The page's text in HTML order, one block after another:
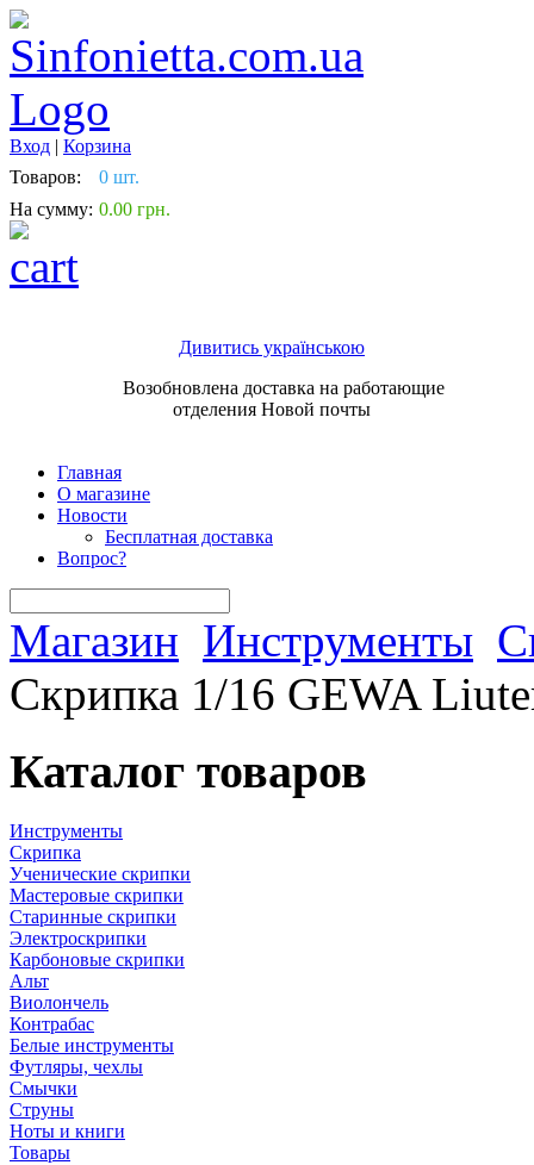
Вход | Корзина
Товаров:
0 шт.
На сумму: 0.00 грн.
Дивитись українською
Возобновлена доставка на работающие
отделения Новой почты
Главная
О магазине
Новости
Бесплатная доставка
Вопрос?
Магазин Инструменты
Скрипка 1/16 GEWA
Каталог товаров
Инструменты
Скрипка
Ученические скрипки
Мастеровые скрипки
Старинные скрипки
Электроскрипки
Карбоновые скрипки
Альт
Виолончель
Контрабас
Белые инструменты
Футляры, чехлы
Смычки
Струны
Ноты и книги
Товары